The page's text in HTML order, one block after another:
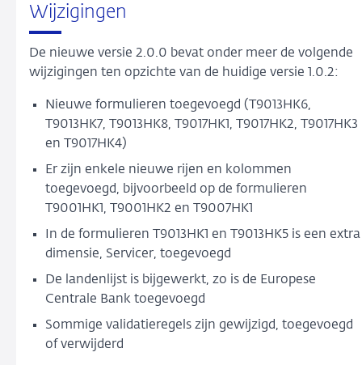
Wijzigingen
De nieuwe versie 2.0.0 bevat onder meer de volgende
wijzigingen ten opzichte van de huidige versie 1.0.2:
Nieuwe formulieren toegevoegd (T9013HK6,
T9013HK7, T9013HK8, T9017HK1, T9017HK2, T9017HK3
en T9017HK4)
Er zijn enkele nieuwe rijen en kolommen
toegevoegd, bijvoorbeeld op de formulieren
T9001HK1, T9001HK2 en T9007HK1
In de formulieren T9013HK1 en T9013HK5 is een extra
dimensie, Servicer, toegevoegd
De landenlijst is bijgewerkt, zo is de Europese
Centrale Bank toegevoegd
Sommige validatieregels zijn gewijzigd, toegevoegd
of verwijderd